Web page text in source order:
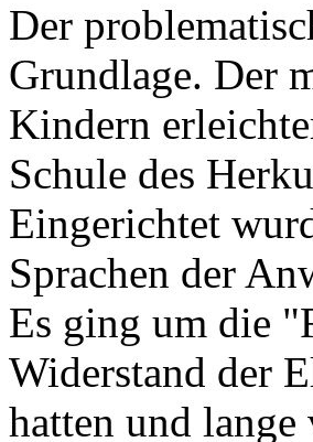
Der
Grundlage. Der
Kindern
Schule des
Eingerichtet
Sprachen der
Es ging um die
Widerstand der
hatten und